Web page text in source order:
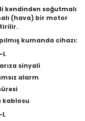
soğutmalı
(hava) bir motor
kumanda cihazı:
L
sinyali
alarm
kablosu